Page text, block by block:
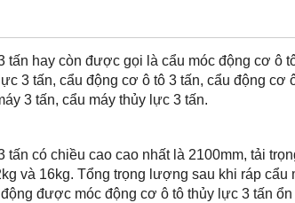
tấn hay còn được gọi là cẩu móc động cơ ô
3 tấn, cẩu động cơ ô tô 3 tấn, cẩu động cơ
3 tấn, cẩu máy thủy lực 3 tấn.
tấn có chiều cao cao nhất là 2100mm, tải
và 16kg. Tổng trọng lượng sau khi ráp
được móc động cơ ô tô thủy lực 3 tấn